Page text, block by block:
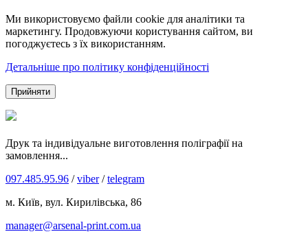
Ми використовуємо файли cookie для аналітики та
маркетингу. Продовжуючи користування сайтом, ви
погоджуєтесь з їх використанням.
Детальніше про політику конфіденційності
Прийняти
Друк та індивідуальне виготовлення поліграфії на
замовлення...
097.485.95.96 /viber/telegram
м. Київ, вул. Кирилівська, 86
manager@arsenal-print.com.ua